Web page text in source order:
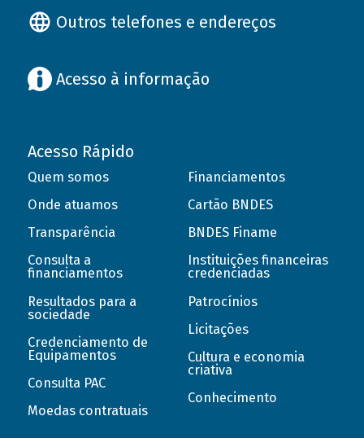
Outros telefones e endereços
Acesso à informação
Acesso Rápido
Quem somos
Onde atuamos
Transparência
Consulta a
financiamentos
Resultados para a
sociedade
Credenciamento de
Equipamentos
Consulta PAC
Moedas contratuais
Financiamentos
Cartão BNDES
BNDES Finame
Instituições financeiras
credenciadas
Patrocínios
Licitações
Cultura e economia
criativa
Conhecimento